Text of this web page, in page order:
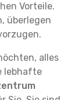
Vorteile.
überlegen
alles
lebhafte